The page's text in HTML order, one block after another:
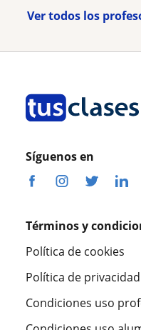
Ver todos los
Síguenos en
Términos y
Política de cookies
Política de privacidad
Condiciones uso